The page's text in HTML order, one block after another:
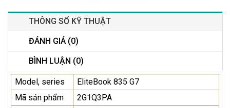
THÔNG SỐ KỸ THUẬT
ĐÁNH GIÁ (0)
BÌNH LUẬN (0)
Model, series
EliteBook 835 G7
Mã sản phẩm
2G1Q3PA